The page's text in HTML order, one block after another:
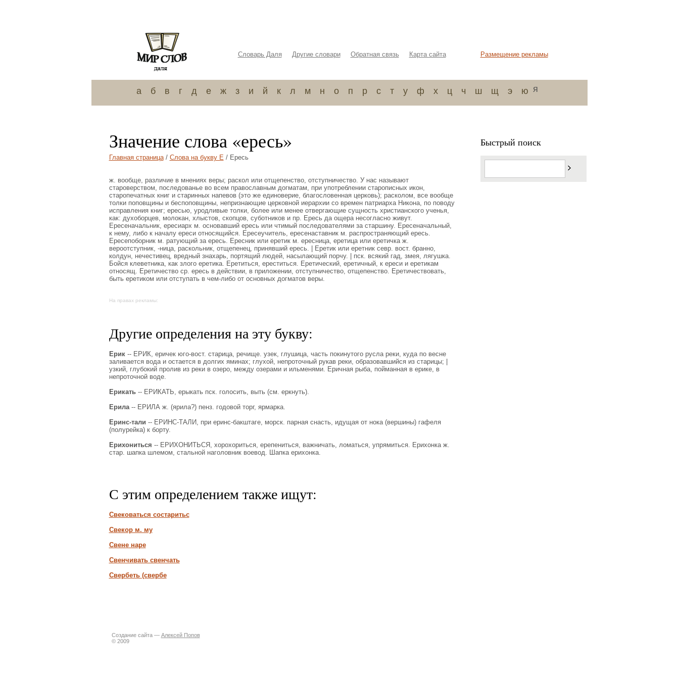
Словарь Даля Другие словари Обратная связь Карта сайта Размещение рекламы
а б в г д е ж з и й к л м н о п р с т у ф х ц ч ш щ э ю я
Значение слова «ересь»
Главная страница/ Слова на букву Е/ Ересь
ж. вообще, различие в мнениях веры; раскол или отщепенство, отступничество. У нас называют
староверством, последованье во всем православным догматам, при употреблении старописных икон,
старопечатных книг и старинных напевов (это же единоверие, благословенная церковь); расколом, все вообще
толки поповщины и беспоповщины, непризнающие церковной иерархии со времен патриарха Никона, по поводу
исправления книг; ересью, уродливые толки, более или менее отвергающие сущность христианского ученья,
как: духоборцев, молокан, хлыстов, скопцов, суботников и пр. Ересь да ощера несогласно живут.
Ересеначальник, ересиарх м. основавший ересь или чтимый последователями за старшину. Ересеначальный,
к нему, либо к началу ереси относящийся. Ересеучитель, ересенаставник м. распространяющий ересь.
Ересепоборник м. ратующий за ересь. Ересник или еретик м. ересница, еретица или еретичка ж.
вероотступник, -ница, раскольник, отщепенец, принявший ересь. | Еретик или еретник севр. вост. бранно,
колдун, нечестивец, вредный знахарь, портящий людей, насылающий порчу. | пск. всякий гад, змея, лягушка.
Бойся клеветника, как злого еретика. Еретиться, ереститься. Еретический, еретичный, к ереси и еретикам
относящ. Еретичество ср. ересь в действии, в приложении, отступничество, отщепенство. Еретичествовать,
быть еретиком или отступать в чем-либо от основных догматов веры.
На правах рекламы:
Другие определения на эту букву:
Ерик-- ЕРИК, еричек юго-вост. старица, речище. узек, глушица, часть покинутого русла реки, куда по весне
заливается вода и остается в долгих яминах; глухой, непроточный рукав реки, образовавшийся из старицы; |
узкий, глубокий пролив из реки в озеро, между озерами и ильменями. Еричная рыба, пойманная в ерике, в
непроточной воде.
Ерикать-- ЕРИКАТЬ, ерыкать пск. голосить, выть (см. еркнуть).
Ерила-- ЕРИЛА ж. (ярила?) пенз. годовой торг, ярмарка.
Еринс-тали -- ЕРИНС-ТАЛИ, при еринс-бакштаге, морск. парная снасть, идущая от нока (вершины) гафеля
(полурейка) к борту.
Ерихониться -- ЕРИХОНИТЬСЯ, хорохориться, ерепениться, важничать, ломаться, упрямиться. Ерихонка ж.
стар. шапка шлемом, стальной наголовник воевод. Шапка ерихонка.
С этим определением также ищут:
Свековаться состаритьс
Свекор м. му
Свене наре
Свенчивать свенчать
Свербеть (свербе
Быстрый поиск
Создание сайта — Алексей Попов
© 2009